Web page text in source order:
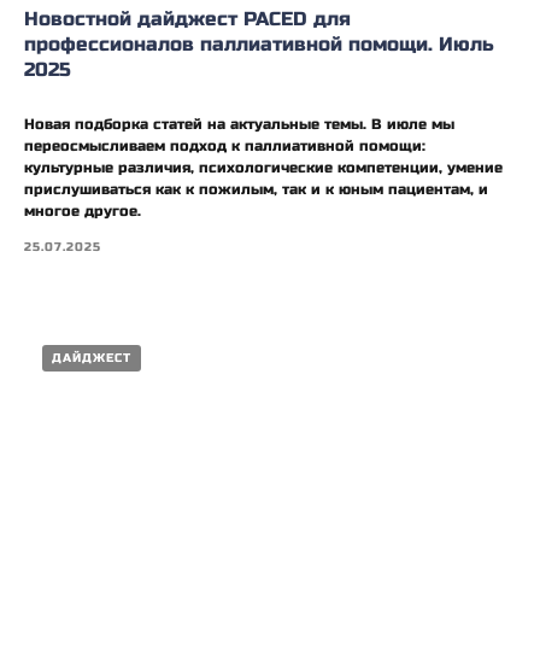
Новостной дайджест PACED для
профессионалов паллиативной помощи. Июль
2025
Новая подборка статей на актуальные темы. В июле мы
переосмысливаем подход к паллиативной помощи:
культурные различия, психологические компетенции, умение
прислушиваться как к пожилым, так и к юным пациентам, и
многое другое.
25.07.2025
ДАЙДЖЕСТ